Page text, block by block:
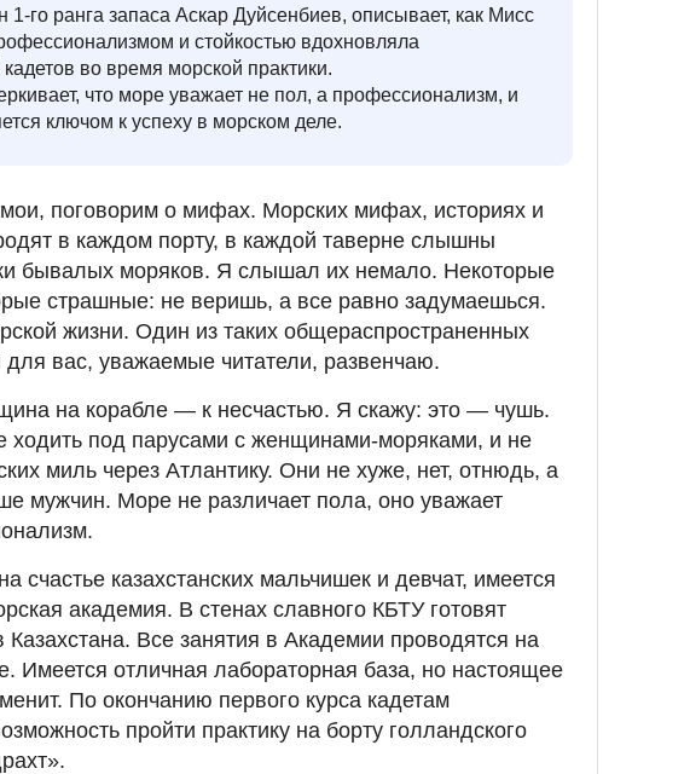
1-го ранга запаса Аскар Дуйсенбиев, описывает, как Мисс
и стойкостью вдохновляла
кадетов во время морской практики.
что море уважает не пол, а профессионализм, и
ключом к успеху в морском деле.
поговорим о мифах. Морских мифах, историях и
в каждом порту, в каждой таверне слышны
бывалых моряков. Я слышал их немало. Некоторые
страшные: не веришь, а все равно задумаешься.
жизни. Один из таких общераспространенных
вас, уважаемые читатели, развенчаю.
на корабле — к несчастью. Я скажу: это — чушь.
ходить под парусами с женщинами-моряками, и не
миль через Атлантику. Они не хуже, нет, отнюдь, а
мужчин. Море не различает пола, оно уважает
счастье казахстанских мальчишек и девчат, имеется
академия. В стенах славного КБТУ готовят
Все занятия в Академии проводятся на
Имеется отличная лабораторная база, но настоящее
По окончанию первого курса кадетам
пройти практику на борту голландского